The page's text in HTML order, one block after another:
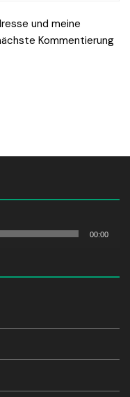
und meine
Kommentierung
00:00